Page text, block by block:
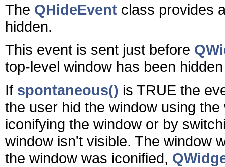
The QHideEvent class provides
hidden.
This event is sent just before
top-level window has been
If spontaneous() is TRUE the
the user hid the window using
iconifying the window or by
window isn't visible. The window
the window was iconified,